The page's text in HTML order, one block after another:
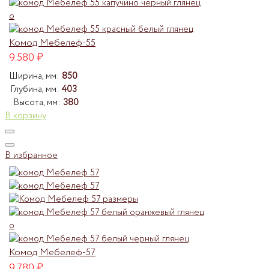
Комод Мебелеф-55
9.580₽
Ширина, мм: 850
Глубина, мм: 403
Высота, мм: 380
В корзину
В избранное
Комод Мебелеф-57